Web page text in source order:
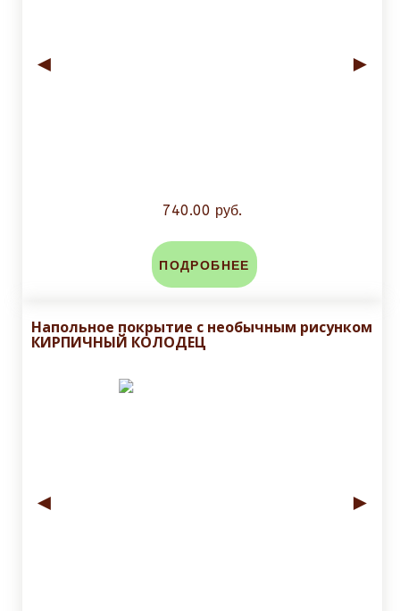
◄ ►
740.00 руб.
ПОДРОБНЕЕ
Напольное покрытие с необычным рисунком
КИРПИЧНЫЙ КОЛОДЕЦ
◄ ►